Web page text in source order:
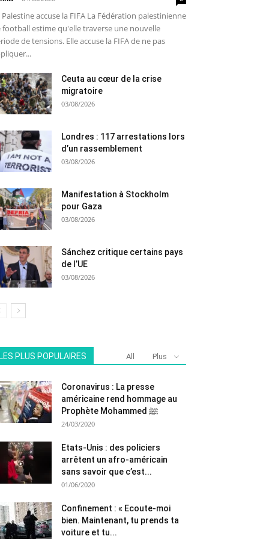
Palestine accuse la FIFA La Fédération palestinienne
football estime qu'elle traverse une nouvelle
de tensions. Elle accuse la FIFA de ne pas
Ceuta au cœur de la crise
migratoire
03/08/2026
Londres : 117 arrestations lors
d’un rassemblement
03/08/2026
Manifestation à Stockholm
pour Gaza
03/08/2026
Sánchez critique certains pays
de l’UE
03/08/2026
LES PLUS POPULAIRES All Plus
Coronavirus : La presse
américaine rend hommage au
Prophète Mohammed ﷺ
24/03/2020
Etats-Unis : des policiers
arrêtent un afro-américain
sans savoir que c’est...
01/06/2020
Confinement : « Ecoute-moi
bien. Maintenant, tu prends ta
voiture et tu...